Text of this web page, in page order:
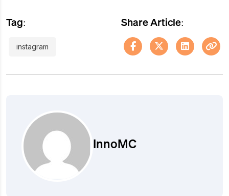
Tag:
instagram
Share Article:
InnoMC